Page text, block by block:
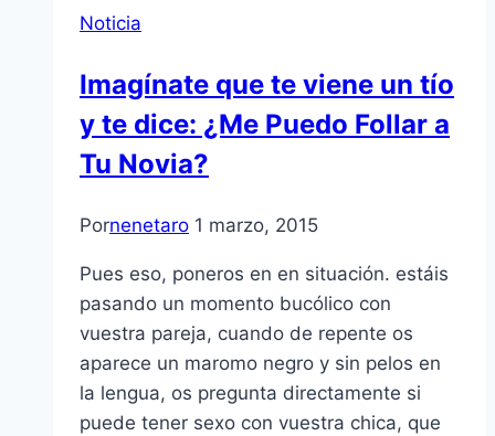
Noticia
Imagínate que te viene un tío
y te dice: ¿Me Puedo Follar a
Tu Novia?
Pornenetaro 1 marzo, 2015
Pues eso, poneros en en situación. estáis
pasando un momento bucólico con
vuestra pareja, cuando de repente os
aparece un maromo negro y sin pelos en
la lengua, os pregunta directamente si
puede tener sexo con vuestra chica, que